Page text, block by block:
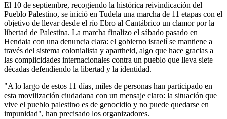
El 10 de septiembre, recogiendo la histórica reivindicación del
Pueblo Palestino, se inició en Tudela una marcha de 11 etapas con el
objetivo de llevar desde el río Ebro al Cantábrico un clamor por la
libertad de Palestina. La marcha finalizo el sábado pasado en
Hendaia con una denuncia clara: el gobierno israelí se mantiene a
través del sistema colonialista y apartheid, algo que hace gracias a
las complicidades internacionales contra un pueblo que lleva siete
décadas defendiendo la libertad y la identidad.
"A lo largo de estos 11 días, miles de personas han participado en
esta movilización ciudadana con un mensaje claro: la situación que
vive el pueblo palestino es de genocidio y no puede quedarse en
impunidad", han precisado los organizadores.